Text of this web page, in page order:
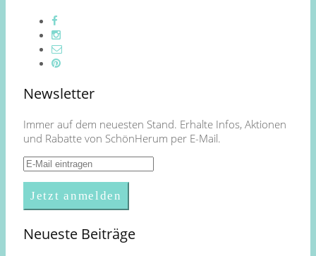
Newsletter
Immer auf dem neuesten Stand. Erhalte Infos, Aktionen
und Rabatte von SchönHerum per E-Mail.
Neueste Beiträge